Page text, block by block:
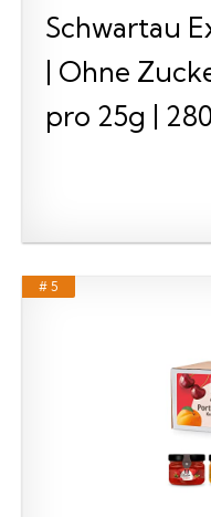
Schwartau
| Ohne
pro 25g |
# 5